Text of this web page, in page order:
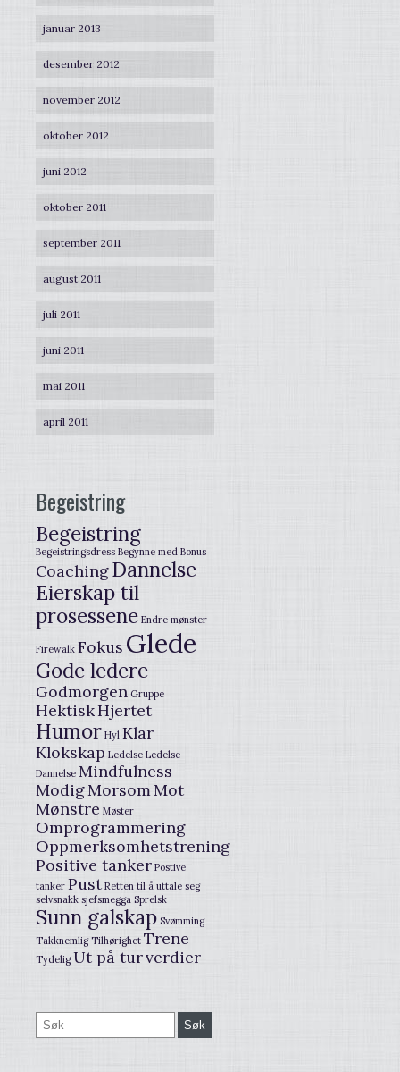
januar 2013
desember 2012
november 2012
oktober 2012
juni 2012
oktober 2011
september 2011
august 2011
juli 2011
juni 2011
mai 2011
april 2011
Begeistring
Begeistring
Begeistringsdress Begynne med Bonus
CoachingDannelse
Eierskap til
prosessene Endre mønster
Firewalk Fokus Glede
Gode ledere
Godmorgen Gruppe
HektiskHjertet
Humor Hyl Klar
Klokskap Ledelse Ledelse
Dannelse Mindfulness
ModigMorsomMot
Mønstre Møster
Omprogrammering
Oppmerksomhetstrening
Positive tanker Postive
tanker Pust Retten til å uttale seg
selvsnakk sjefsmegga Sprelsk
Sunn galskap Svømming
Takknemlig Tilhørighet Trene
Tydelig Ut på turverdier